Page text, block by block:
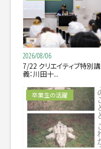
2026/08/06
7/22 クリエイティブ特別講
義：川田十...
卒業生の活躍